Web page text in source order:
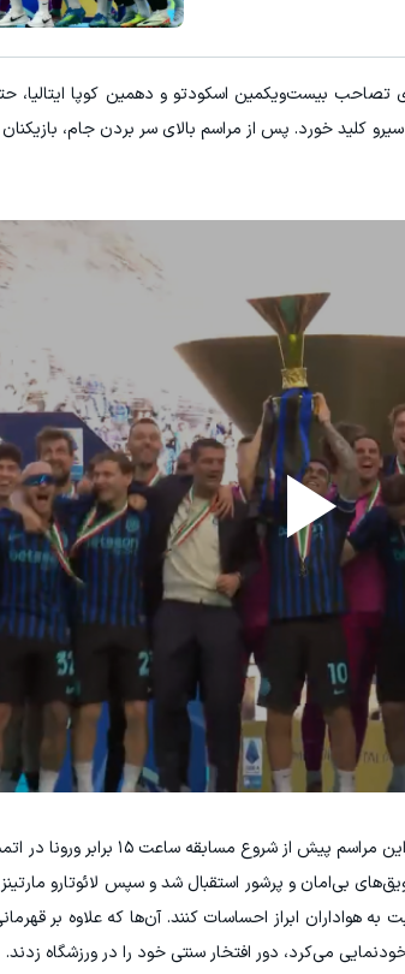
تصاحب بیست‌و‌یکمین اسکودتو و دهمین کوپا ایتالیا،
کلید خورد. پس از مراسم بالای سر بردن جام، بازیکنان
امروز روز موعود برای برپایی جشن باشکوه قهرمانی
بی‌امان و پرشور استقبال شد و سپس لائوتارو
هواداران ابراز احساسات کنند. آن‌ها که علاوه بر